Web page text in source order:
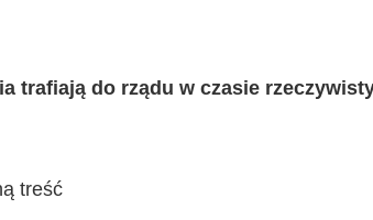
trafiają do rządu w czasie
treść